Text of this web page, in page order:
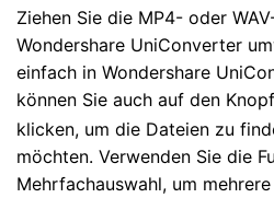
Ziehen Sie die MP4- oder
Wondershare UniConverter
einfach in Wondershare
können Sie auch auf den Knopf
klicken, um die Dateien zu
möchten. Verwenden Sie die
Mehrfachauswahl, um